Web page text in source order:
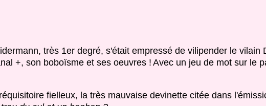
très 1er degré, s'était empressé de vilipender le vilain
+, son boboïsme et ses oeuvres ! Avec un jeu de mot sur le
fielleux, la très mauvaise devinette citée dans